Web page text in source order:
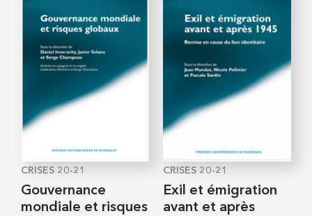
CRISES 20-21
Gouvernance
mondiale et risques
CRISES 20-21
Exil et émigration
avant et après